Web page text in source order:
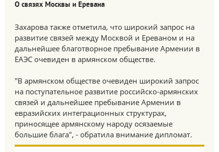
О связях Москвы и Еревана
Захарова также отметила, что широкий запрос на
развитие связей между Москвой и Ереваном и на
дальнейшее благотворное пребывание Армении в
ЕАЭС очевиден в армянском обществе.
"В армянском обществе очевиден широкий запрос
на поступательное развитие российско-армянских
связей и дальнейшее пребывание Армении в
евразийских интеграционных структурах,
приносящее армянскому народу осязаемые
большие блага", - обратила внимание дипломат.